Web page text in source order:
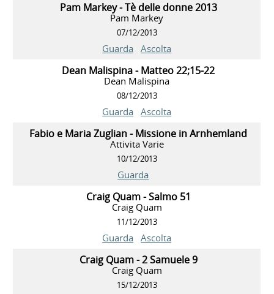
Pam Markey - Tè delle donne 2013
Pam Markey
07/12/2013
Guarda Ascolta
Dean Malispina - Matteo 22;15-22
Dean Malispina
08/12/2013
Guarda Ascolta
Fabio e Maria Zuglian - Missione in Arnhemland
Attivita Varie
10/12/2013
Guarda
Craig Quam - Salmo 51
Craig Quam
11/12/2013
Guarda Ascolta
Craig Quam - 2 Samuele 9
Craig Quam
15/12/2013